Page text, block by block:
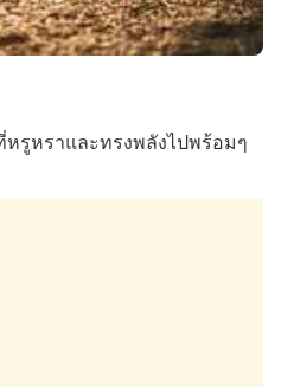
รูหราและทรงพลังไปพร้อมๆ